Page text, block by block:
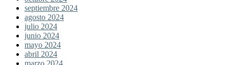
septiembre 2024
agosto 2024
julio 2024
junio 2024
mayo 2024
abril 2024
marzo 2024